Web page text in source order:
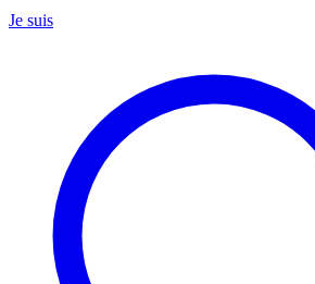
Je suis